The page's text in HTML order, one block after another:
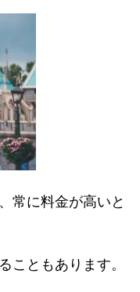
常に料金が高いと
こともあります。